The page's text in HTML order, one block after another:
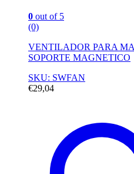
0 out of 5
(0)
VENTILADOR PARA
SOPORTE MAGNETICO
SKU: SWFAN
€29,04